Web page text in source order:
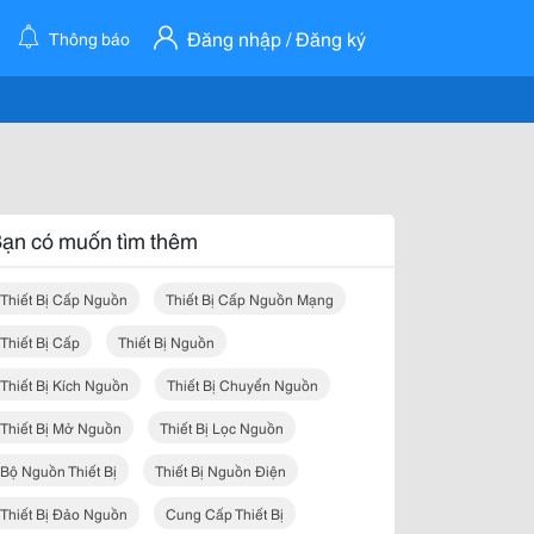
Thông báo Đăng nhập / Đăng ký
có muốn tìm thêm
Thiết Bị Cấp Nguồn Thiết Bị Cấp Nguồn Mạng
Thiết Bị Cấp Thiết Bị Nguồn
Thiết Bị Kích Nguồn Thiết Bị Chuyển Nguồn
Thiết Bị Mở Nguồn Thiết Bị Lọc Nguồn
Bộ Nguồn Thiết Bị Thiết Bị Nguồn Điện
Thiết Bị Đảo Nguồn Cung Cấp Thiết Bị